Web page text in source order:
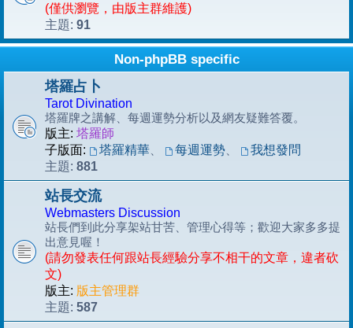
(僅供瀏覽，由版主群維護)
主題: 91
Non-phpBB specific
塔羅占卜
Tarot Divination
塔羅牌之講解、每週運勢分析以及網友疑難答覆。
版主: 塔羅師
子版面:
塔羅精華、 每週運勢、
我想發問
主題: 881
站長交流
Webmasters Discussion
站長們到此分享架站甘苦、管理心得等；歡迎大家多多提
出意見喔！
(請勿發表任何跟站長經驗分享不相干的文章，違者砍
文)
版主: 版主管理群
主題: 587